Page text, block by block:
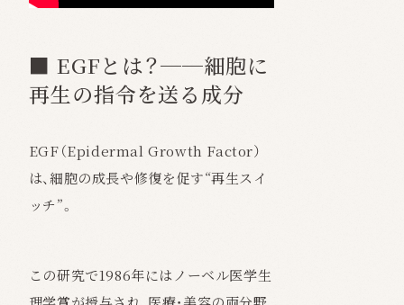
■ EGFとは？──細胞に
再生の指令を送る成分
EGF（Epidermal Growth Factor）
は、細胞の成長や修復を促す“再生スイ
ッチ”。
この研究で1986年にはノーベル医学生